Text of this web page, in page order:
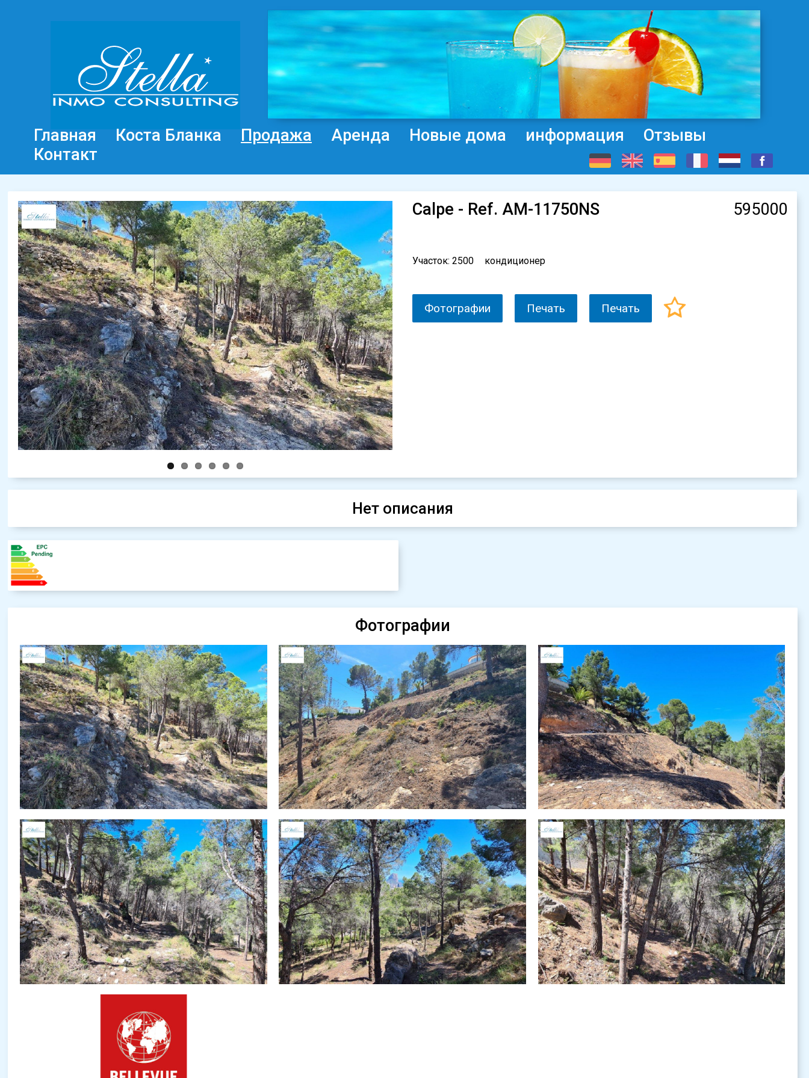
Главная Коста Бланка Продажа Аренда Новые дома информация
Отзывы
Контакт
Calpe - Ref. AM-11750NS 595000
Участок: 2500 кондиционер
Фотографии Печать Печать
Нет описания
Фотографии